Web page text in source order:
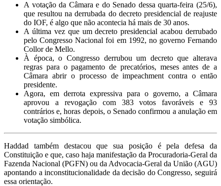
A votação da Câmara e do Senado dessa quarta-feira (25/6),
que resultou na derrubada do decreto presidencial de reajuste
do IOF, é algo que não acontecia há mais de 30 anos.
A última vez que um decreto presidencial acabou derrubado
pelo Congresso Nacional foi em 1992, no governo Fernando
Collor de Mello.
À época, o Congresso derrubou um decreto que alterava
regras para o pagamento de precatórios, meses antes de a
Câmara abrir o processo de impeachment contra o então
presidente.
Agora, em derrota expressiva para o governo, a Câmara
aprovou a revogação com 383 votos favoráveis e 93
contrários e, horas depois, o Senado confirmou a anulação em
votação simbólica.
Haddad também destacou que sua posição é pela defesa da
Constituição e que, caso haja manifestação da Procuradoria-Geral da
Fazenda Nacional (PGFN) ou da Advocacia-Geral da União (AGU)
apontando a inconstitucionalidade da decisão do Congresso, seguirá
essa orientação.